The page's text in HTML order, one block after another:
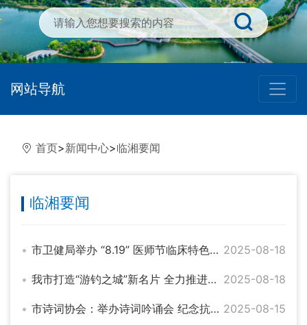
网站导航
首页>新闻中心>临湘要闻
临湘要闻
市卫健局举办 “8.19” 医师节临床特色医疗技术展示活动 2025-08-18
我市打造“游钓之城”新名片 全力推进赛场升级改造 2025-08-18
市诗词协会：举办诗词吟诵会 纪念抗战胜利八十周年 2025-08-15